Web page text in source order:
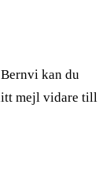
kan du
mejl vidare till